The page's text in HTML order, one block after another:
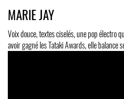
MARIE JAY
Voix douce, textes ciselés, une pop électro
avoir gagné les Tataki Awards, elle balance